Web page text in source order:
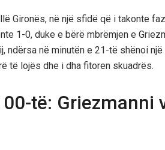
Gironës, në një sfidë që i takonte
1-0, duke e bërë mbrëmjen e
ndërsa në minutën e 21-të shënoi
të lojës dhe i dha fitoren skuadrës.
të: Griezmanni